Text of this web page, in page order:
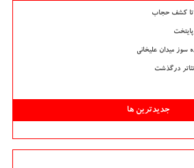
تا کشف حجاب
سوز میدان علیخانی
درگذشت
جدیدترین ها